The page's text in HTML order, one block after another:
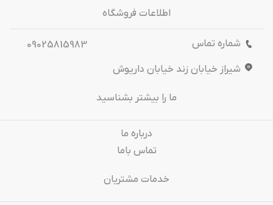
اطلاعات فروشگاه
شماره تماس
09025815983
شیراز خیابان زند خیابان داریوش
ما را بیشتر بشناسید
درباره‌ ما
تماس باما
خدمات مشتریان